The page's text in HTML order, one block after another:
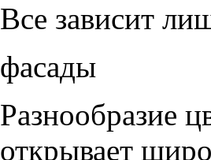
Все зависит
фасады
Разнообразие
открывает